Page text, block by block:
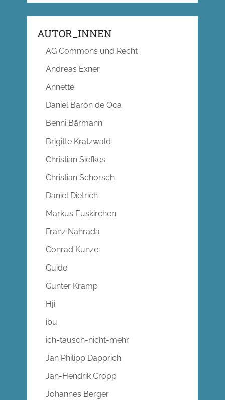
AUTOR_INNEN
AG Commons und Recht
Andreas Exner
Annette
Daniel Barón de Oca
Benni Bärmann
Brigitte Kratzwald
Christian Siefkes
Christian Schorsch
Daniel Dietrich
Markus Euskirchen
Franz Nahrada
Conrad Kunze
Guido
Gunter Kramp
Hji
ibu
ich-tausch-nicht-mehr
Jan Philipp Dapprich
Jan-Hendrik Cropp
Johannes Berger